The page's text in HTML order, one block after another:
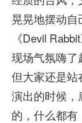
晃晃地摆动自
《Devil
现场气氛嗨了
但大家还是站
演出的时候
的，什么都